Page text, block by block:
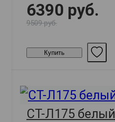
6390 руб.
9509 руб.
Купить
СТ-Л175 белый